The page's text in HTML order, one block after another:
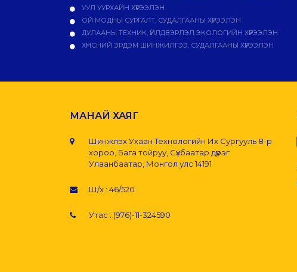
УУЛ УУРХАЙН ХҮРЭЭЛЭН
ОЙ МОДНЫ СУРГАЛТ, СУДАЛГААНЫ ХҮРЭЭЛЭН
ДУЛААНЫ ТЕХНИК, ҮЙЛДВЭРЛЭЛ ЭКОЛОГИЙН ХҮРЭЭЛЭН
ХҮНСНИЙ ЭРДЭМ ШИНЖИЛГЭЭ, СУДАЛГААНЫ ХҮРЭЭЛЭН
МАНАЙ ХАЯГ
Шинжлэх Ухаан Технологийн Их Сургууль 8-р
хороо, Бага тойруу, Сүхбаатар дүүрэг
Улаанбаатар, Монгол улс 14191
Ш/х : 46/520
Утас : (976)-11-324590